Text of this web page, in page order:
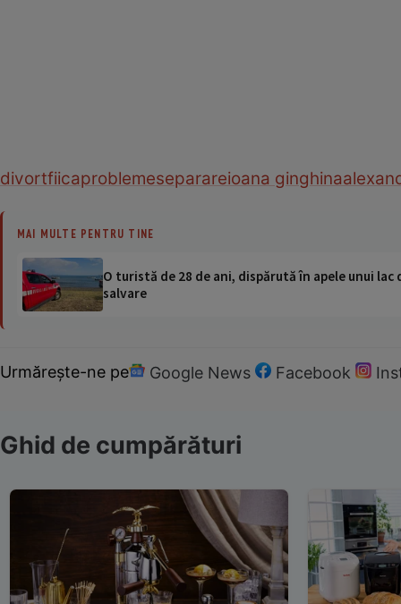
divortfiicaproblemeseparareioana ginghina
MAI MULTE PENTRU TINE
O turistă de 28 de ani, dispărută în apele unui
salvare
Urmărește-ne pe Google News Facebook
Ghid de cumpărături